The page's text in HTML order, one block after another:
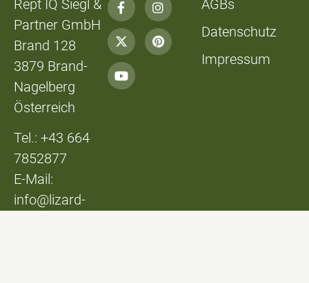
Rept IQ Siegl &
Partner GmbH
Brand 128
3879 Brand-
Nagelberg
Österreich
Tel.: +43 664
7852877
E-Mail:
info@lizard-
AGBs
Datenschutz
Impressum